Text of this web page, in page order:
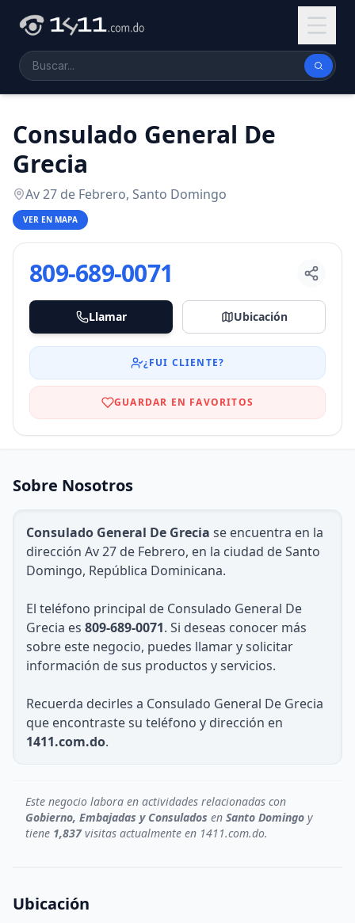
Consulado General De
Grecia
Av 27 de Febrero, Santo Domingo
VER EN MAPA
809-689-0071
Llamar Ubicación
¿FUI CLIENTE?
GUARDAR EN FAVORITOS
Sobre Nosotros
Consulado General De Grecia se encuentra en la
dirección Av 27 de Febrero, en la ciudad de Santo
Domingo, República Dominicana.
El teléfono principal de Consulado General De
Grecia es 809-689-0071. Si deseas conocer más
sobre este negocio, puedes llamar y solicitar
información de sus productos y servicios.
Recuerda decirles a Consulado General De Grecia
que encontraste su teléfono y dirección en
1411.com.do.
Este negocio labora en actividades relacionadas con
Gobierno, Embajadas y Consulados en Santo Domingo y
tiene 1,837visitas actualmente en 1411.com.do.
Ubicación